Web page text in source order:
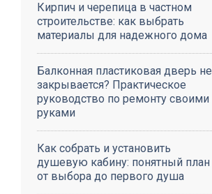
Кирпич и черепица в частном
строительстве: как выбрать
материалы для надежного дома
Балконная пластиковая дверь не
закрывается? Практическое
руководство по ремонту своими
руками
Как собрать и установить
душевую кабину: понятный план
от выбора до первого душа